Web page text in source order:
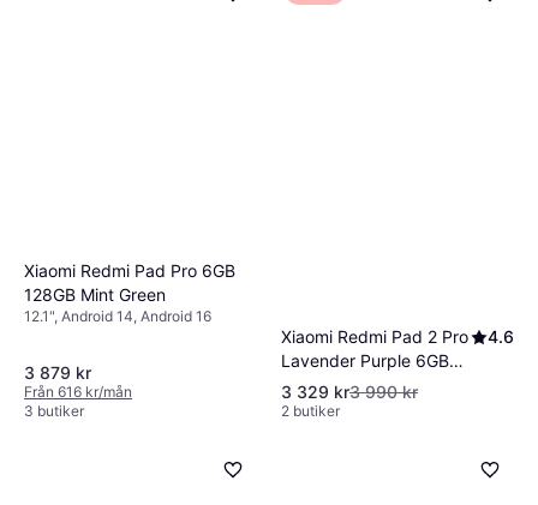
Xiaomi Redmi Pad Pro 6GB
128GB Mint Green
12.1", Android 14, Android 16
3 879 kr
Från 616 kr/mån
3 butiker
Xiaomi Redmi Pad 2 Pro
Lavender Purple 6GB
128GB
4.6
3 329 kr3 990 kr
2 butiker